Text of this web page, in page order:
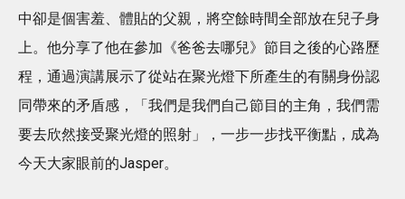
中卻是個害羞、體貼的父親，將空餘時間全部放在兒子身
上。他分享了他在參加《爸爸去哪兒》節目之後的心路歷
程，通過演講展示了從站在聚光燈下所產生的有關身份認
同帶來的矛盾感，「我們是我們自己節目的主角，我們需
要去欣然接受聚光燈的照射」，一步一步找平衡點，成為
今天大家眼前的Jasper。